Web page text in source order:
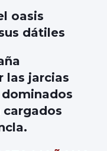
oasis
dátiles
las jarcias
cargados